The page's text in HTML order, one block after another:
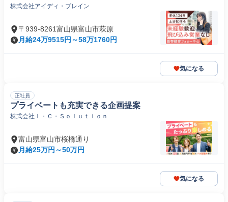
株式会社アイディ・ブレイン
〒939-8261富山県富山市萩原
月給24万9515円～58万1760円
気になる
正社員
プライベートも充実できる企画提案
株式会社Ｉ・Ｃ・Ｓｏｌｕｔｉｏｎ
富山県富山市桜橋通り
月給25万円～50万円
気になる